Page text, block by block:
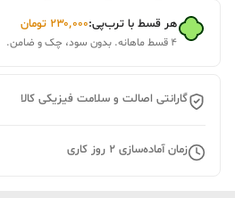
هر قسط با ترب‌پی:۲۳۰٬۰۰۰ تومان
۴ قسط ماهانه. بدون سود، چک و ضامن.
گارانتی اصالت و سلامت فیزیکی کالا
زمان آماده‌سازی 2 روز کاری